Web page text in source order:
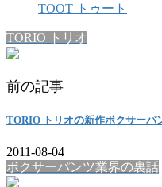
TOOT トゥート
TORIO トリオ
前の記事
TORIO トリオの新作ボクサーパ
2011-08-04
ボクサーパンツ業界の裏話